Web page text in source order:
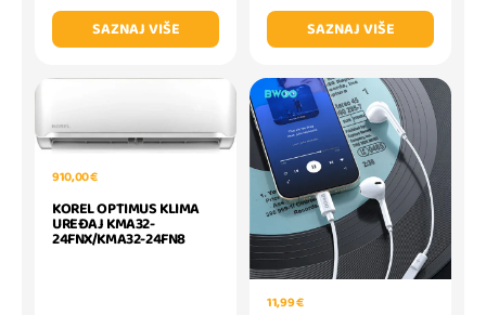
SAZNAJ VIŠE
SAZNAJ VIŠE
910,00 €
KOREL OPTIMUS KLIMA
UREĐAJ KMA32-
24FNX/KMA32-24FN8
11,99 €